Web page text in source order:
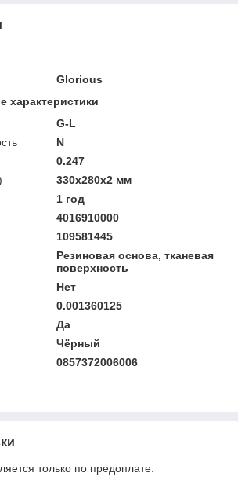
Glorious
характеристики
G-L
N
0.247
330х280х2 мм
1 год
4016910000
109581445
Резиновая основа, тканевая
поверхность
Нет
0.001360125
Да
Чёрный
0857372006006
только по предоплате.